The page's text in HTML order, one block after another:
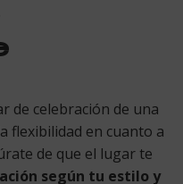
de celebración de una
flexibilidad en cuanto a
de que el lugar te
según tu estilo y